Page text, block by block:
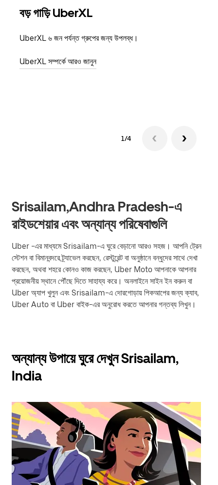
বড় গাড়ি UberXL
UberXL ৬ জন পর্যন্ত গ্রুপের জন্য উপলব্ধ।
UberXL সম্পর্কে আরও জানুন
1/4
Srisailam,Andhra Pradesh-এ
রাইডশেয়ার এবং অন্যান্য পরিষেবাগুলি
Uber -এর মাধ্যমে Srisailam-এ ঘুরে বেড়ানো আরও সহজ। আপনি ট্রেন
স্টেশন বা বিমানবন্দরে ট্র্যাভেল করছেন, রেস্টুরেন্ট বা অনুষ্ঠানে বন্ধুদের সাথে দেখা
করছেন, অথবা শহরে কোনও কাজ করছেন, Uber Moto আপনাকে আপনার
প্রয়োজনীয় স্থানে পৌঁছে দিতে সাহায্য করে। অনলাইনে সাইন ইন করুন বা
Uber অ্যাপ খুলুন এবং Srisailam-এ দোরগোড়ায় পিকআপের জন্য ক্যাব,
Uber Auto বা Uber বাইক-এর অনুরোধ করতে আপনার গন্তব্য লিখুন।
অন্যান্য উপায়ে ঘুরে দেখুন Srisailam,
India